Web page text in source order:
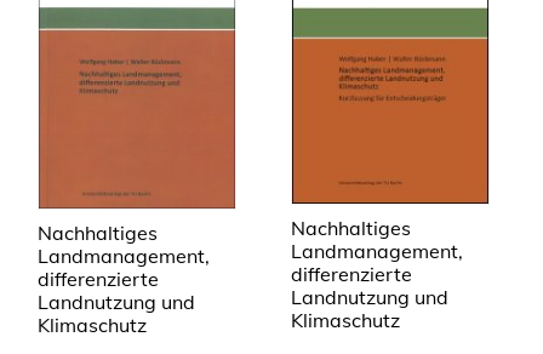
Nachhaltiges
Landmanagement,
differenzierte
Landnutzung und
Klimaschutz
Nachhaltiges
Landmanagement,
differenzierte
Landnutzung und
Klimaschutz